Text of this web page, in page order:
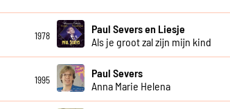
1978
Paul Severs en Liesje
Als je groot zal zijn mijn kind
1995
Paul Severs
Anna Marie Helena